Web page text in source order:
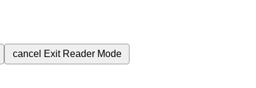
cancel Exit Reader Mode